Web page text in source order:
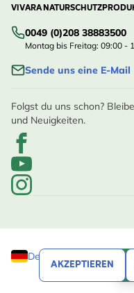
AKZEPTIEREN
VIVARA
0049 (0)208 38883500
Montag bis Freitag: 09:00 -
Sende uns eine E-Mail
Folgst du uns schon?
und Neuigkeiten.
Deutschland
©